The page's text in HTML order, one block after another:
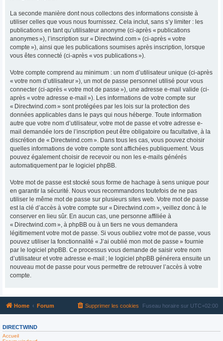
La seconde manière dont nous collectons des informations consiste à
utiliser celles que vous nous fournissez. Cela inclut, sans s’y limiter : les
publications en tant qu’utilisateur anonyme (ci-après « publications
anonymes »), l’inscription sur « Directwind.com » (ci-après « votre
compte »), ainsi que les publications soumises après inscription, lorsque
vous êtes connecté (ci-après « vos publications »).
Votre compte comprend au minimum : un nom d’utilisateur unique (ci-après
« votre nom d’utilisateur »), un mot de passe personnel utilisé pour vous
connecter (ci-après « votre mot de passe »), une adresse e-mail valide (ci-
après « votre adresse e-mail »). Les informations de votre compte sur
« Directwind.com » sont protégées par les lois sur la protection des
données applicables dans le pays qui nous héberge. Toute information
autre que votre nom d’utilisateur, votre mot de passe et votre adresse e-
mail demandée lors de l’inscription peut être obligatoire ou facultative, à la
discrétion de « Directwind.com ». Dans tous les cas, vous pouvez choisir
quelles informations de votre compte sont affichées publiquement. Vous
pouvez également choisir de recevoir ou non les e-mails générés
automatiquement par le logiciel phpBB.
Votre mot de passe est stocké sous forme de hachage à sens unique pour
en garantir la sécurité. Nous vous recommandons toutefois de ne pas
utiliser le même mot de passe sur plusieurs sites web. Votre mot de passe
est la clé d’accès à votre compte sur « Directwind.com », veillez donc à le
conserver en lieu sûr. En aucun cas, une personne affiliée à
« Directwind.com », à phpBB ou à un tiers ne vous demandera
légitimement votre mot de passe. Si vous oubliez votre mot de passe, vous
pouvez utiliser la fonctionnalité « J’ai oublié mon mot de passe » fournie
par le logiciel phpBB. Ce processus vous demande de saisir votre nom
d’utilisateur et votre adresse e-mail ; le logiciel phpBB générera ensuite un
nouveau mot de passe pour vous permettre de retrouver l’accès à votre
compte.
Home Forum Fuseau horaire sur UTC+02:00
Supprimer les cookies
DIRECTWIND
Accueil